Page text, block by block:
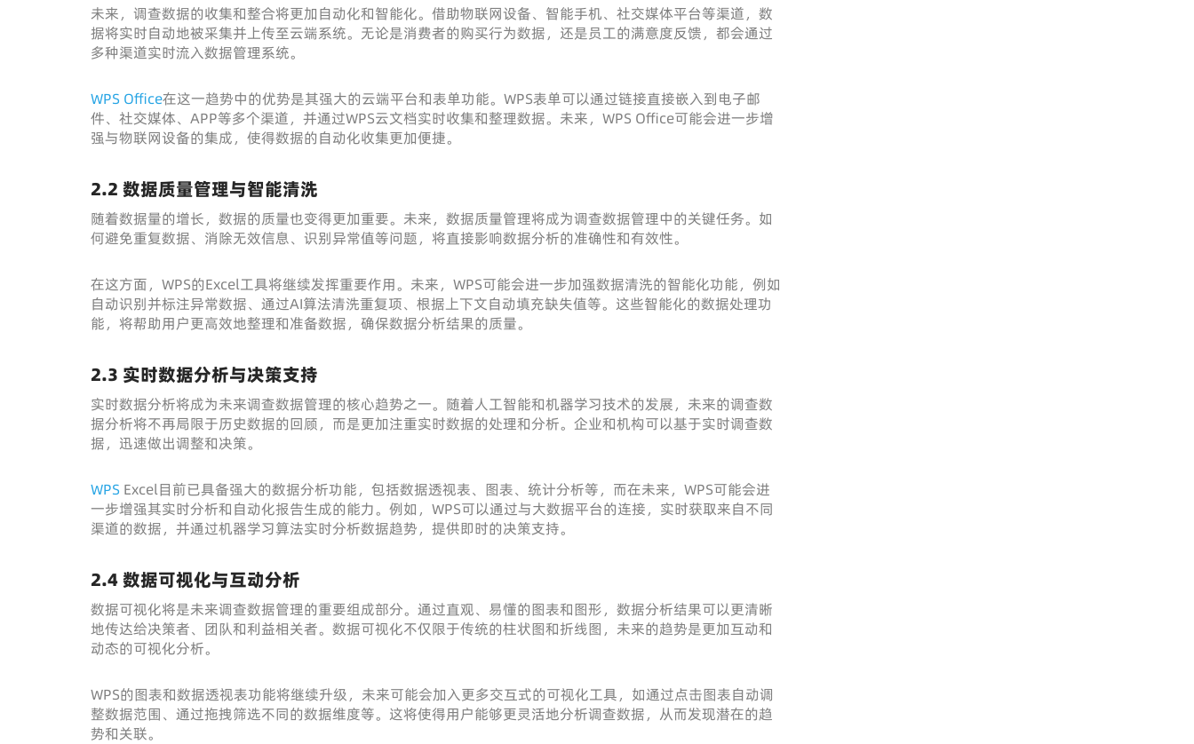
未来，调查数据的收集和整合将更加自动化和智能化。借助物联网设备、智能手机、社交媒体平台等渠道，数
据将实时自动地被采集并上传至云端系统。无论是消费者的购买行为数据，还是员工的满意度反馈，都会通过
多种渠道实时流入数据管理系统。
WPS Office在这一趋势中的优势是其强大的云端平台和表单功能。WPS表单可以通过链接直接嵌入到电子邮
件、社交媒体、APP等多个渠道，并通过WPS云文档实时收集和整理数据。未来，WPS Office可能会进一步增
强与物联网设备的集成，使得数据的自动化收集更加便捷。
2.2 数据质量管理与智能清洗
随着数据量的增长，数据的质量也变得更加重要。未来，数据质量管理将成为调查数据管理中的关键任务。如
何避免重复数据、消除无效信息、识别异常值等问题，将直接影响数据分析的准确性和有效性。
在这方面，WPS的Excel工具将继续发挥重要作用。未来，WPS可能会进一步加强数据清洗的智能化功能，例如
自动识别并标注异常数据、通过AI算法清洗重复项、根据上下文自动填充缺失值等。这些智能化的数据处理功
能，将帮助用户更高效地整理和准备数据，确保数据分析结果的质量。
2.3 实时数据分析与决策支持
实时数据分析将成为未来调查数据管理的核心趋势之一。随着人工智能和机器学习技术的发展，未来的调查数
据分析将不再局限于历史数据的回顾，而是更加注重实时数据的处理和分析。企业和机构可以基于实时调查数
据，迅速做出调整和决策。
WPS Excel目前已具备强大的数据分析功能，包括数据透视表、图表、统计分析等，而在未来，WPS可能会进
一步增强其实时分析和自动化报告生成的能力。例如，WPS可以通过与大数据平台的连接，实时获取来自不同
渠道的数据，并通过机器学习算法实时分析数据趋势，提供即时的决策支持。
2.4 数据可视化与互动分析
数据可视化将是未来调查数据管理的重要组成部分。通过直观、易懂的图表和图形，数据分析结果可以更清晰
地传达给决策者、团队和利益相关者。数据可视化不仅限于传统的柱状图和折线图，未来的趋势是更加互动和
动态的可视化分析。
WPS的图表和数据透视表功能将继续升级，未来可能会加入更多交互式的可视化工具，如通过点击图表自动调
整数据范围、通过拖拽筛选不同的数据维度等。这将使得用户能够更灵活地分析调查数据，从而发现潜在的趋
势和关联。